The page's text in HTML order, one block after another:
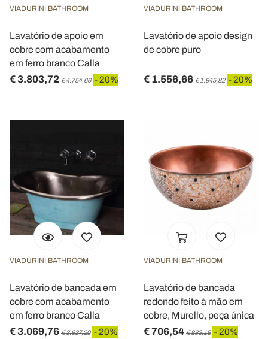
VIADURINI BATHROOM
Lavatório de apoio em
cobre com acabamento
em ferro branco Calla
€ 3.803,72 € 4.754,66 - 20%
VIADURINI BATHROOM
Lavatório de apoio design
de cobre puro
€ 1.556,66 € 1.945,82 - 20%
VIADURINI BATHROOM
Lavatório de bancada em
cobre com acabamento
em ferro branco Calla
€ 3.069,76 € 3.837,20 - 20%
VIADURINI BATHROOM
Lavatório de bancada
redondo feito à mão em
cobre, Murello, peça única
€ 706,54 € 883,18 - 20%